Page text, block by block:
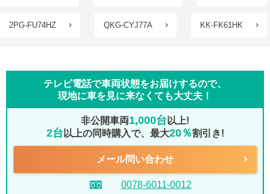
2PG-FU74HZ QKG-CYJ77A KK-FK61HK
テレビ電話で車両状態をお届けするので、
現地に車を見に来なくても大丈夫！
非公開車両1,000台 以上!
2台 以上の同時購入で、最大20％割引き!
メール問い合わせ
0078-6011-0012